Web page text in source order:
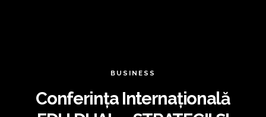
BUSINESS
Conferința Internațională